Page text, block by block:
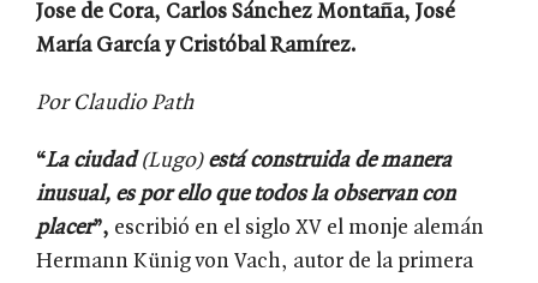
Jose de Cora, Carlos Sánchez Montaña, José
María García y Cristóbal Ramírez.
Por Claudio Path
“La ciudad (Lugo)está construida de manera
inusual, es por ello que todos la observan con
placer”, escribió en el siglo XV el monje alemán
Hermann Künig von Vach, autor de la primera